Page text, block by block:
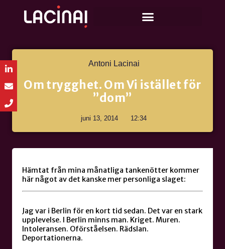
Antoni Lacinai
Om trygghet. Om Vi istället för
”dom”
juni 13, 2014 12:34
Hämtat från mina månatliga tankenötter kommer
här något av det kanske mer personliga slaget:
Jag var i Berlin för en kort tid sedan. Det var en stark
upplevelse. I Berlin minns man. Kriget. Muren.
Intoleransen. Oförståelsen. Rädslan.
Deportationerna.